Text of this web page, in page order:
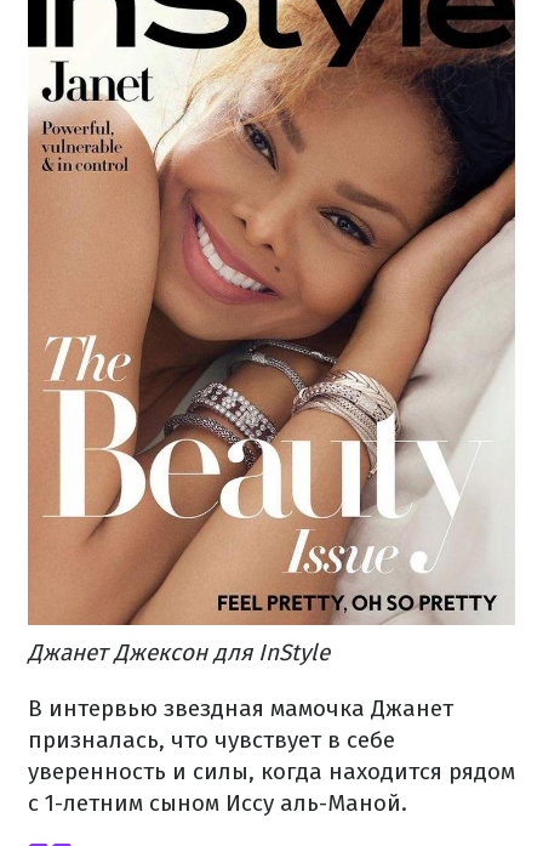
Джанет Джексон для InStyle
В интервью звездная мамочка Джанет
призналась, что чувствует в себе
уверенность и силы, когда находится рядом
с 1-летним сыном Иссу аль-Маной.